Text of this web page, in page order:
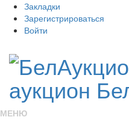
Закладки
Зарегистрироваться
Войти
МЕНЮ